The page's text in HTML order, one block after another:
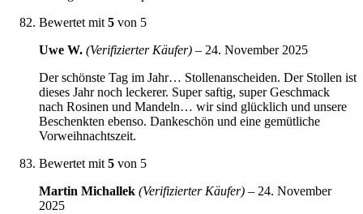
Bewertet mit 5 von 5
Uwe W. (Verifizierter Käufer) – 24. November 2025
Der schönste Tag im Jahr… Stollenanscheiden. Der Stollen ist
dieses Jahr noch leckerer. Super saftig, super Geschmack
nach Rosinen und Mandeln… wir sind glücklich und unsere
Beschenkten ebenso. Dankeschön und eine gemütliche
Vorweihnachtszeit.
Bewertet mit 5 von 5
Martin Michallek (Verifizierter Käufer) – 24. November
2025